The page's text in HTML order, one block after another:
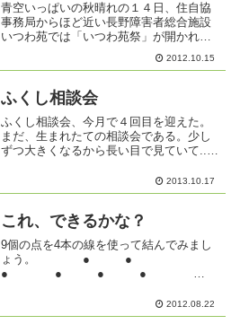
青空いっぱいの秋晴れの１４日、住自協
事務局からほど近い長野障害者総合施設
いつわ苑では「いつわ苑祭」が開かれて
いました。駐車場スペースでは、テント
がいくつも並び、模擬店が苑祭を盛り上
安く売られていたり、やき...
2012.10.15
ふくし相談会
ふくし相談会、今月で４回目を迎えた。
まだ、生まれたての相談会である。少し
ずつ大きくなるから長い目で見ていて....
い......試行錯誤でやって形が成り立って
いくのだ。それでいいのだ...
2013.10.17
これ、できるかな？
9個の点を4本の線を使って結んでみまし
ょう。 ● ●
● ● ● ●
かむずかしいですよね。ちょっと発想を
逆転させてみてください。枠にとらわれ
2012.08.22